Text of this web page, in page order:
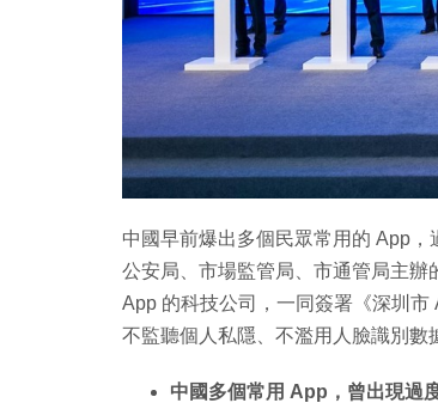
中國早前爆出多個民眾常用的 App
公安局、市場監管局、市通管局主
App 的科技公司，一同簽署《深圳市
不監聽個人私隱、不濫用人臉識別數
中國多個常用 App，曾出現過